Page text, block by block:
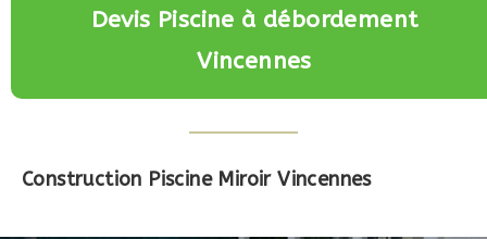
Devis Piscine à débordement
Vincennes
Construction Piscine Miroir Vincennes